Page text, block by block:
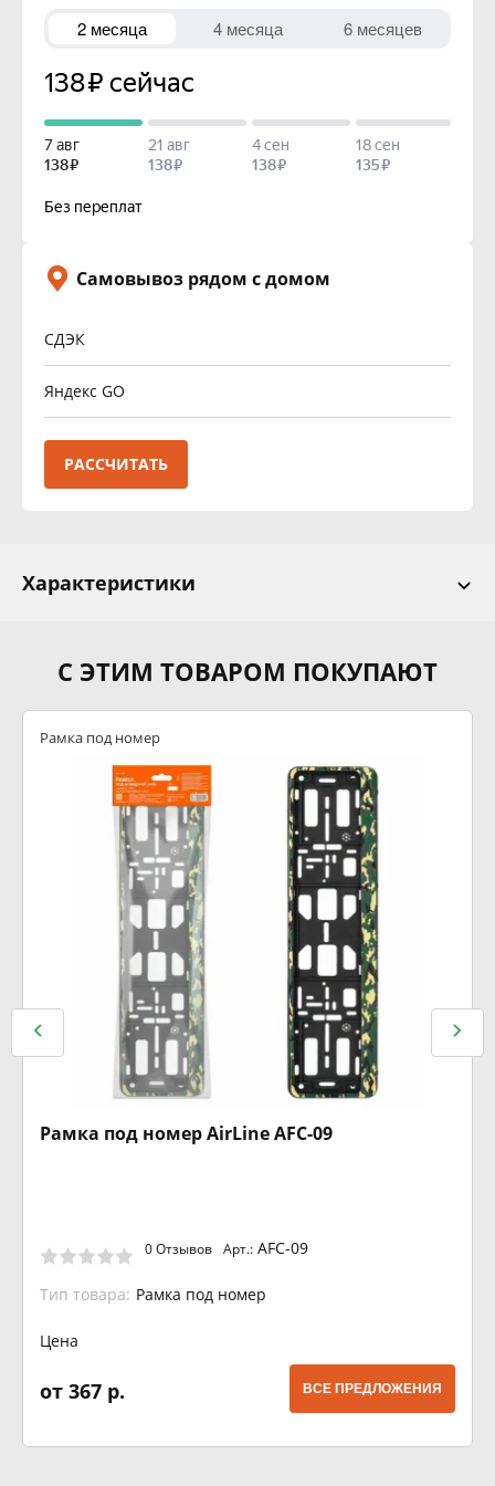
Самовывоз рядом с домом
СДЭК
Яндекс GO
РАССЧИТАТЬ
Характеристики
С ЭТИМ ТОВАРОМ ПОКУПАЮТ
Рамка под номер
Рамка под номер AirLine AFC-09
0 Отзывов Арт.: AFC-09
Тип товара: Рамка под номер
Цена
от 367 р. ВСЕ ПРЕДЛОЖЕНИЯ